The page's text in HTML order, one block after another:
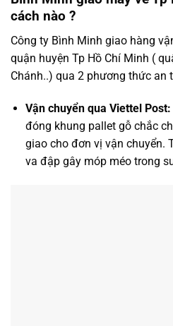
cách nào ?
Công ty Bình Minh giao hàng
quận huyện Tp Hồ Chí Minh (
Chánh..) qua 2 phương thức an
Vận chuyển qua Viettel Post:
đóng khung pallet gỗ chắc
giao cho đơn vị vận chuyển.
va đập gây móp méo trong